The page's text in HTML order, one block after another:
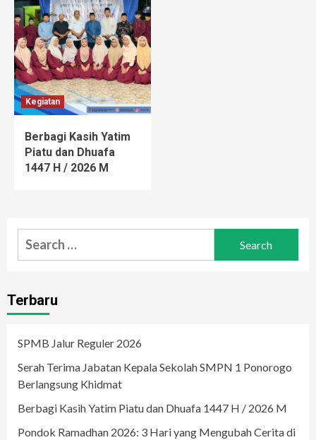
Kegiatan
Berbagi Kasih Yatim
Piatu dan Dhuafa
1447 H / 2026 M
Search
for:
Terbaru
SPMB Jalur Reguler 2026
Serah Terima Jabatan Kepala Sekolah SMPN 1 Ponorogo
Berlangsung Khidmat
Berbagi Kasih Yatim Piatu dan Dhuafa 1447 H / 2026 M
Pondok Ramadhan 2026: 3 Hari yang Mengubah Cerita di